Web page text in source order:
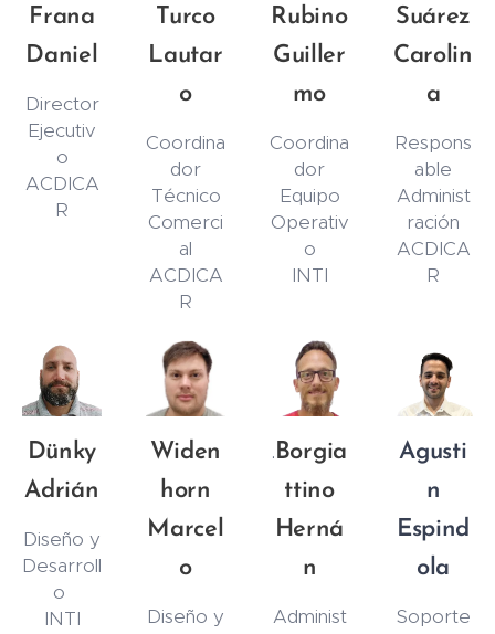
Frana
Daniel
Director
Ejecutiv
o
ACDICA
R
Turco
Lautar
o
Coordina
dor
Técnico
Comerci
al
ACDICA
R
Rubino
Guiller
mo
Coordina
dor
Equipo
Operativ
o
INTI
Suárez
Carolin
a
Respons
able
Administ
ración
ACDICA
R
Dünky
Adrián
Diseño y
Desarroll
o
INTI
Widen
horn
Marcel
o
Diseño y
.Borgia
ttino
Herná
n
Administ
Agusti
n
Espind
ola
Soporte